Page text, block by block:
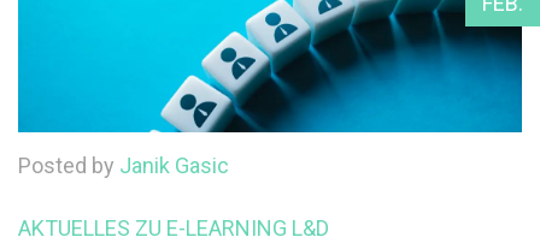
Posted by Janik Gasic
AKTUELLES ZU E-LEARNING L&D